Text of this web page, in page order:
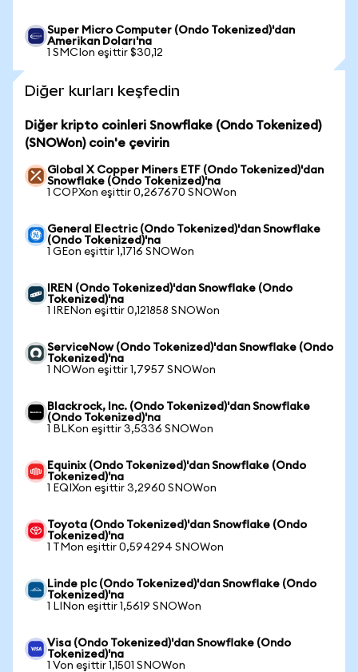
Super Micro Computer (Ondo Tokenized)'dan
Amerikan Doları'na
1 SMCIon eşittir $30,12
Diğer kurları keşfedin
Diğer kripto coinleri Snowflake (Ondo Tokenized)
(SNOWon) coin'e çevirin
Global X Copper Miners ETF (Ondo Tokenized)'dan
Snowflake (Ondo Tokenized)'na
1 COPXon eşittir 0,267670 SNOWon
General Electric (Ondo Tokenized)'dan Snowflake
(Ondo Tokenized)'na
1 GEon eşittir 1,1716 SNOWon
IREN (Ondo Tokenized)'dan Snowflake (Ondo
Tokenized)'na
1 IRENon eşittir 0,121858 SNOWon
ServiceNow (Ondo Tokenized)'dan Snowflake (Ondo
Tokenized)'na
1 NOWon eşittir 1,7957 SNOWon
Blackrock, Inc. (Ondo Tokenized)'dan Snowflake
(Ondo Tokenized)'na
1 BLKon eşittir 3,5336 SNOWon
Equinix (Ondo Tokenized)'dan Snowflake (Ondo
Tokenized)'na
1 EQIXon eşittir 3,2960 SNOWon
Toyota (Ondo Tokenized)'dan Snowflake (Ondo
Tokenized)'na
1 TMon eşittir 0,594294 SNOWon
Linde plc (Ondo Tokenized)'dan Snowflake (Ondo
Tokenized)'na
1 LINon eşittir 1,5619 SNOWon
Visa (Ondo Tokenized)'dan Snowflake (Ondo
Tokenized)'na
1 Von eşittir 1,1501 SNOWon